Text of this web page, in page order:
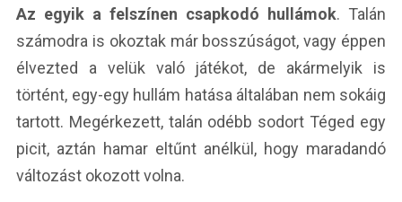
Az egyik a felszínen csapkodó hullámok. Talán
számodra is okoztak már bosszúságot, vagy éppen
élvezted a velük való játékot, de akármelyik is
történt, egy-egy hullám hatása általában nem sokáig
tartott. Megérkezett, talán odébb sodort Téged egy
picit, aztán hamar eltűnt anélkül, hogy maradandó
változást okozott volna.